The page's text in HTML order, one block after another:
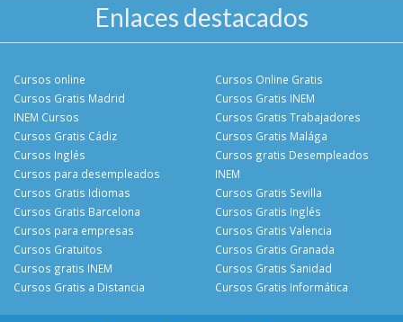
Enlaces destacados
Cursos online
Cursos Gratis Madrid
INEM Cursos
Cursos Gratis Cádiz
Cursos Online Gratis
Cursos Gratis INEM
Cursos Gratis Trabajadores
Cursos Gratis Malága
Cursos Inglés
Cursos para desempleados
Cursos Gratis Idiomas
Cursos Gratis Barcelona
Cursos gratis Desempleados
INEM
Cursos Gratis Sevilla
Cursos Gratis Inglés
Cursos para empresas
Cursos Gratuitos
Cursos gratis INEM
Cursos Gratis a Distancia
Cursos Gratis Valencia
Cursos Gratis Granada
Cursos Gratis Sanidad
Cursos Gratis Informática